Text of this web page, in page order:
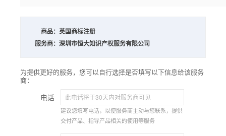
商品： 英国商标注册
服务商： 深圳市恒大知识产权服务有限公司
为提供更好的服务，您可以自行选择是否填写以下信息给该服务
商：
电话
建议您填写电话，以便服务商主动与您联系，提供
交付产品、指导产品相关的使用等服务